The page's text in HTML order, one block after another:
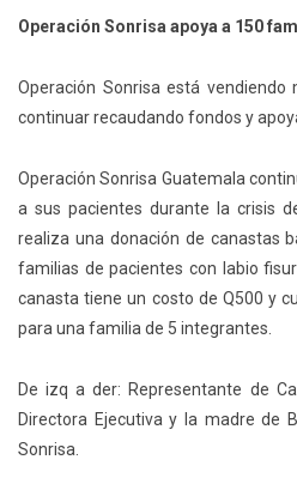
Operación Sonrisa apoya a 150
Operación Sonrisa está vendiendo
continuar recaudando fondos y
Operación Sonrisa Guatemala
a sus pacientes durante la crisis
realiza una donación de canastas
familias de pacientes con labio
canasta tiene un costo de Q500 y
para una familia de 5 integrantes.
De izq a der: Representante de
Directora Ejecutiva y la madre de
Sonrisa.